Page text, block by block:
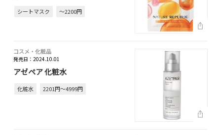
シートマスク ～2200円
コスメ・化粧品
発売日：2024.10.01
アゼペア 化粧水
化粧水 2201円～4999円